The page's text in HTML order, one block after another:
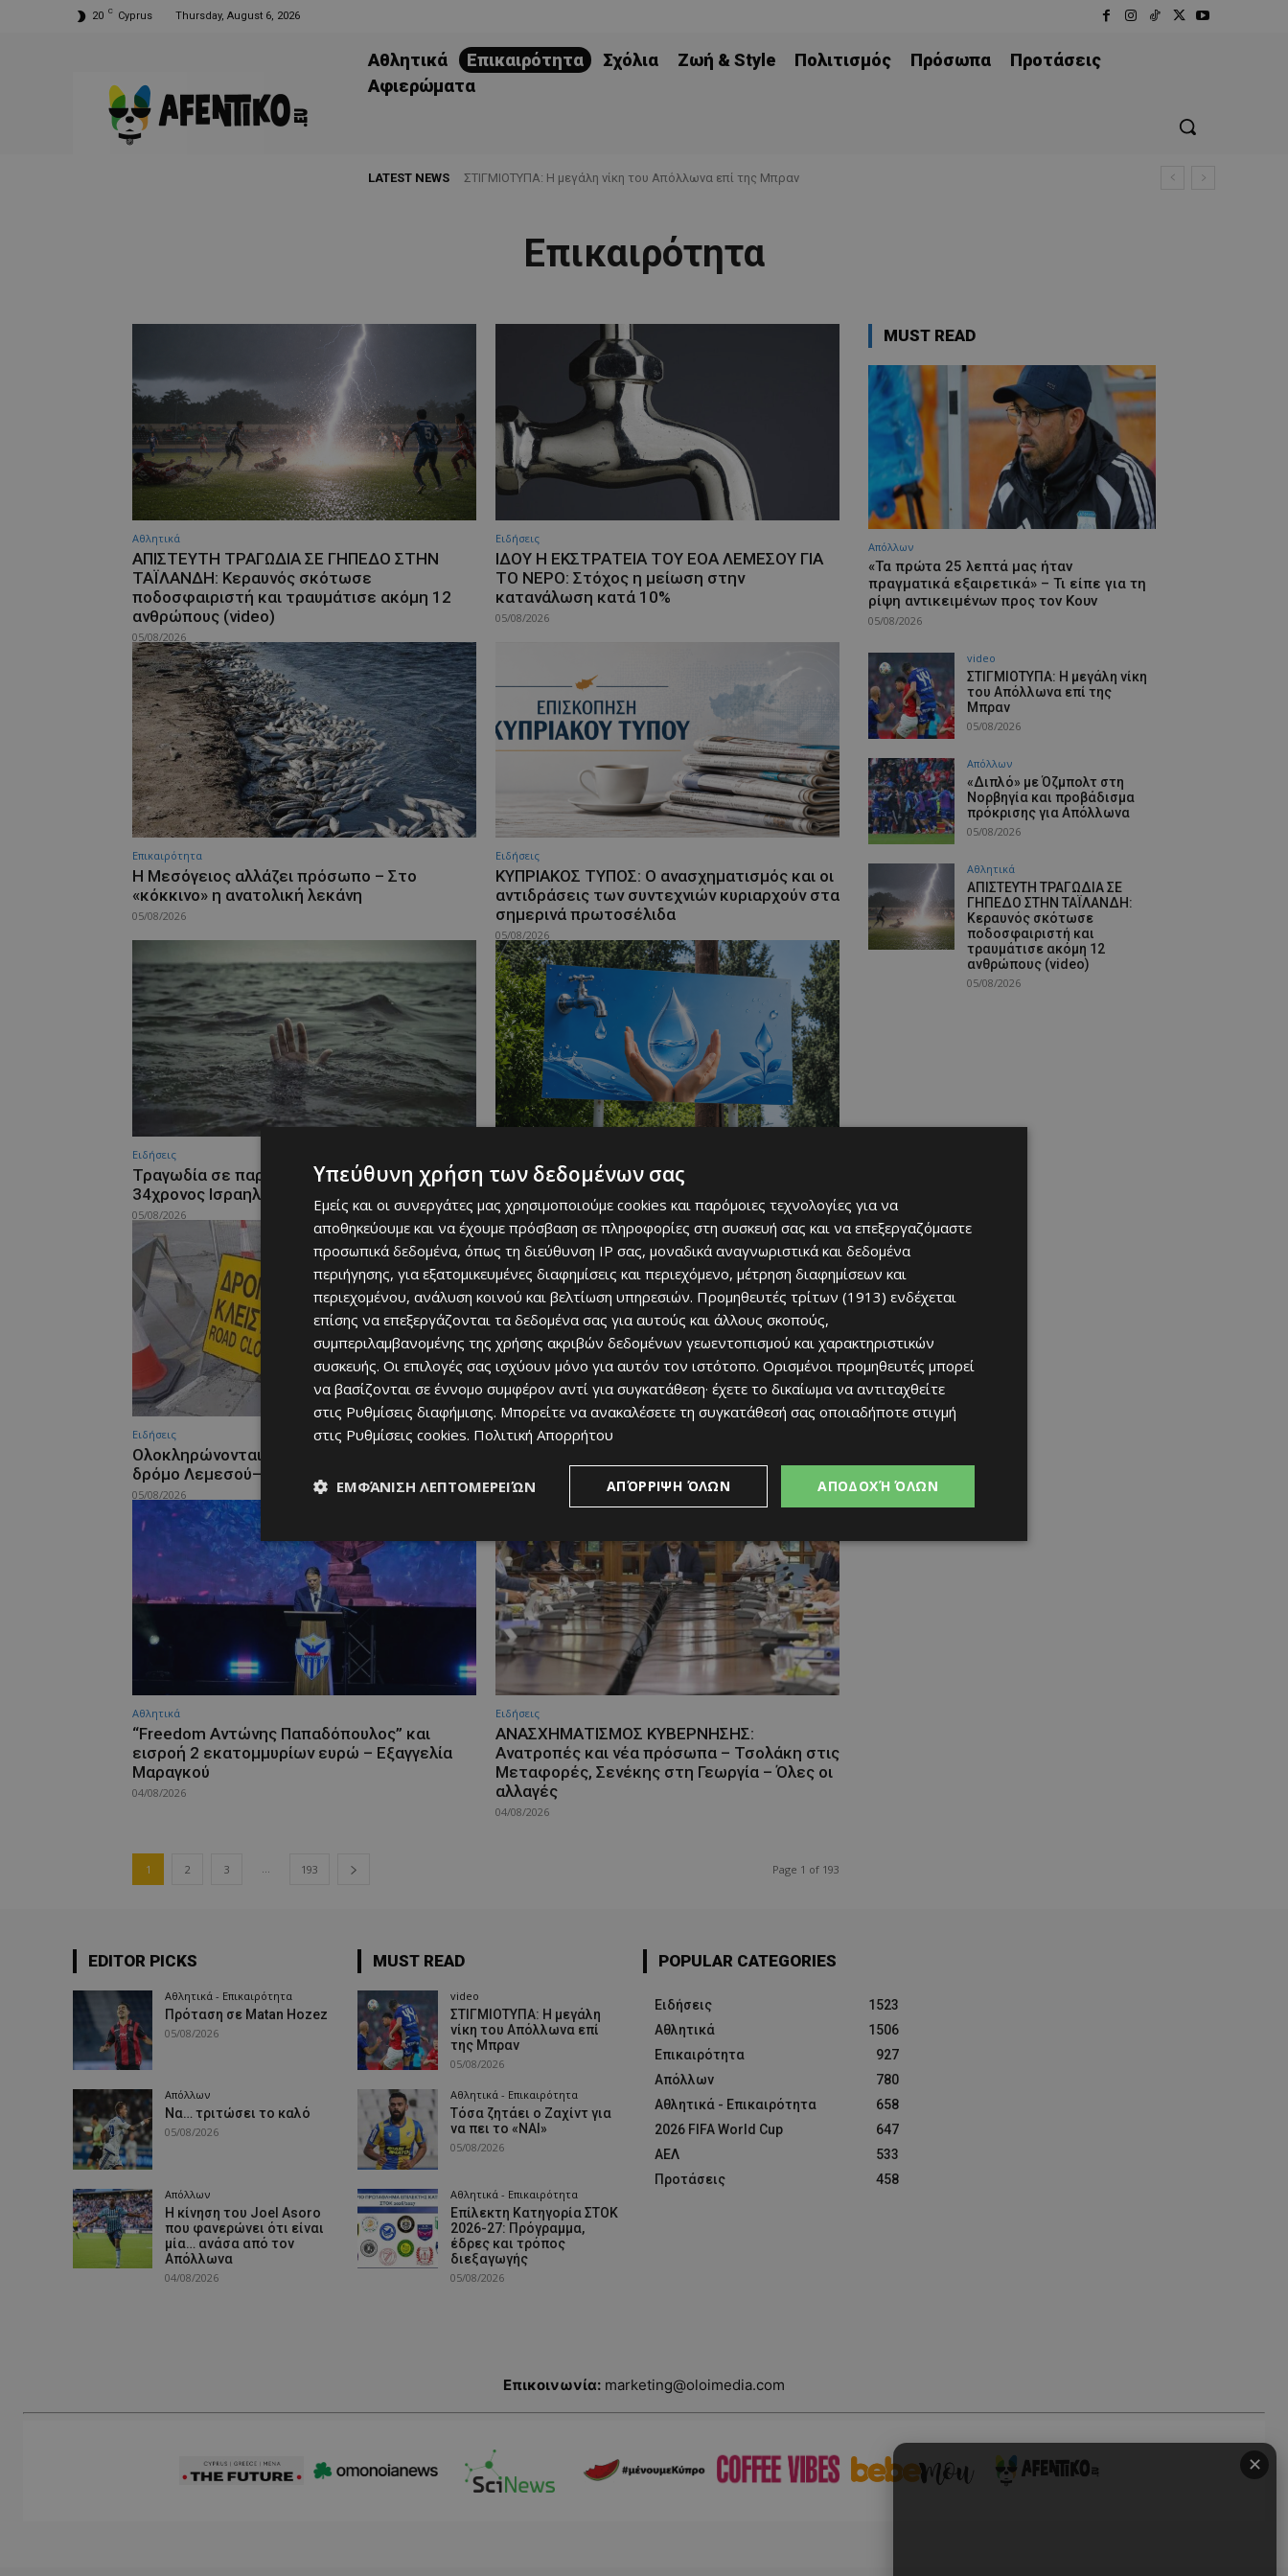
20 C Cyprus Thursday, August 6, 2026
Αθλητικά Επικαιρότητα Σχόλια Ζωή & Style Πολιτισμός Πρόσωπα
Προτάσεις
Aφιερώματα
LATEST NEWS ΣΤΙΓΜΙΟΤΥΠΑ: Η μεγάλη νίκη του Απόλλωνα επί της Μπραν
Επικαιρότητα
Αθλητικά
ΑΠΙΣΤΕΥΤΗ ΤΡΑΓΩΔΙΑ ΣΕ ΓΗΠΕΔΟ ΣΤΗΝ
ΤΑΪΛΑΝΔΗ: Κεραυνός σκότωσε
ποδοσφαιριστή και τραυμάτισε ακόμη 12
ανθρώπους (video)
05/08/2026
Ειδήσεις
ΙΔΟΥ Η ΕΚΣΤΡΑΤΕΙΑ ΤΟΥ ΕΟΑ ΛΕΜΕΣΟΥ ΓΙΑ
ΤΟ ΝΕΡΟ: Στόχος η μείωση στην
κατανάλωση κατά 10%
05/08/2026
Επικαιρότητα
Η Μεσόγειος αλλάζει πρόσωπο – Στο
«κόκκινο» η ανατολική λεκάνη
05/08/2026
Ειδήσεις
ΚΥΠΡΙΑΚΟΣ ΤΥΠΟΣ: Ο ανασχηματισμός και οι
αντιδράσεις των συντεχνιών κυριαρχούν στα
σημερινά πρωτοσέλιδα
05/08/2026
Ειδήσεις
Τραγωδία σε παραλία της Λεμεσού – Νεκρός
34χρονος Ισραηλινός
05/08/2026
Παρουσιάζεται σήμερα η Εκστρατεία
05/08/2026
Ειδήσεις
Ολοκληρώνονται σήμερα τα έργα στον
δρόμο Λεμεσού–Σαϊττά
05/08/2026
Ειδήσεις
05/08/2026
Αθλητικά
“Freedom Αντώνης Παπαδόπουλος” και
εισροή 2 εκατομμυρίων ευρώ – Εξαγγελία
Μαραγκού
04/08/2026
Ειδήσεις
ΑΝΑΣΧΗΜΑΤΙΣΜΟΣ ΚΥΒΕΡΝΗΣΗΣ:
Ανατροπές και νέα πρόσωπα – Τσολάκη στις
Μεταφορές, Σενέκης στη Γεωργία – Όλες οι
αλλαγές
04/08/2026
1 2 3 ... 193 Page 1 of 193
MUST READ
Απόλλων
«Τα πρώτα 25 λεπτά μας ήταν
πραγματικά εξαιρετικά» – Τι είπε για τη
ρίψη αντικειμένων προς τον Κουν
05/08/2026
video
ΣΤΙΓΜΙΟΤΥΠΑ: Η μεγάλη νίκη
του Απόλλωνα επί της
Μπραν
05/08/2026
Απόλλων
«Διπλό» με Όζμπολτ στη
Νορβηγία και προβάδισμα
πρόκρισης για Απόλλωνα
05/08/2026
Αθλητικά
ΑΠΙΣΤΕΥΤΗ ΤΡΑΓΩΔΙΑ ΣΕ
ΓΗΠΕΔΟ ΣΤΗΝ ΤΑΪΛΑΝΔΗ:
Κεραυνός σκότωσε
ποδοσφαιριστή και
τραυμάτισε ακόμη 12
ανθρώπους (video)
05/08/2026
EDITOR PICKS
Αθλητικά - Επικαιρότητα
Πρόταση σε Matan Hozez
05/08/2026
Απόλλων
Να… τριτώσει το καλό
05/08/2026
Απόλλων
Η κίνηση του Joel Asoro
που φανερώνει ότι είναι
μία… ανάσα από τον
Απόλλωνα
04/08/2026
MUST READ
video
ΣΤΙΓΜΙΟΤΥΠΑ: Η μεγάλη
νίκη του Απόλλωνα επί
της Μπραν
05/08/2026
Αθλητικά - Επικαιρότητα
Τόσα ζητάει ο Ζαχίντ για
να πει το «ΝΑΙ»
05/08/2026
Αθλητικά - Επικαιρότητα
Επίλεκτη Κατηγορία ΣΤΟΚ
2026-27: Πρόγραμμα,
έδρες και τρόπος
διεξαγωγής
05/08/2026
POPULAR CATEGORIES
Ειδήσεις
1523
Αθλητικά
1506
Επικαιρότητα
927
Απόλλων
780
Αθλητικά - Επικαιρότητα
658
2026 FIFA World Cup
647
ΑΕΛ
533
Προτάσεις
458
Επικοινωνία: marketing@oloimedia.com
✕
Υπεύθυνη χρήση των δεδομένων σας
Εμείς και οι συνεργάτες μας χρησιμοποιούμε cookies και παρόμοιες τεχνολογίες για να
αποθηκεύουμε και να έχουμε πρόσβαση σε πληροφορίες στη συσκευή σας και να επεξεργαζόμαστε
προσωπικά δεδομένα, όπως τη διεύθυνση IP σας, μοναδικά αναγνωριστικά και δεδομένα
περιήγησης, για εξατομικευμένες διαφημίσεις και περιεχόμενο, μέτρηση διαφημίσεων και
περιεχομένου, ανάλυση κοινού και βελτίωση υπηρεσιών. Προμηθευτές τρίτων (1913) ενδέχεται
επίσης να επεξεργάζονται τα δεδομένα σας για αυτούς και άλλους σκοπούς,
συμπεριλαμβανομένης της χρήσης ακριβών δεδομένων γεωεντοπισμού και χαρακτηριστικών
συσκευής. Οι επιλογές σας ισχύουν μόνο για αυτόν τον ιστότοπο. Ορισμένοι προμηθευτές μπορεί
να βασίζονται σε έννομο συμφέρον αντί για συγκατάθεση· έχετε το δικαίωμα να αντιταχθείτε
στις Ρυθμίσεις διαφήμισης. Μπορείτε να ανακαλέσετε τη συγκατάθεσή σας οποιαδήποτε στιγμή
στις Ρυθμίσεις cookies. Πολιτική Απορρήτου
ΑΠΟΔΟΧΉ ΌΛΩΝ
ΑΠΌΡΡΙΨΗ ΌΛΩΝ
ΕΜΦΆΝΙΣΗ ΛΕΠΤΟΜΕΡΕΙΏΝ